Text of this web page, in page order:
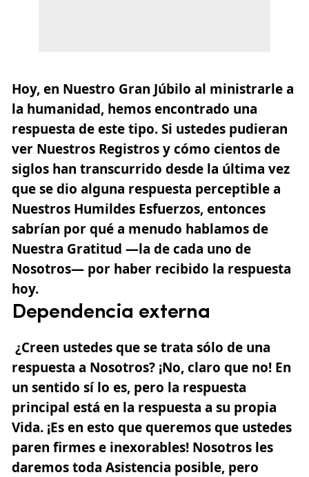
Hoy, en Nuestro Gran Júbilo al ministrarle a
la humanidad, hemos encontrado una
respuesta de este tipo. Si ustedes pudieran
ver Nuestros Registros y cómo cientos de
siglos han transcurrido desde la última vez
que se dio alguna respuesta perceptible a
Nuestros Humildes Esfuerzos, entonces
sabrían por qué a menudo hablamos de
Nuestra Gratitud —la de cada uno de
Nosotros— por haber recibido la respuesta
hoy.
Dependencia externa
¿Creen ustedes que se trata sólo de una
respuesta a Nosotros? ¡No, claro que no! En
un sentido sí lo es, pero la respuesta
principal está en la respuesta a su propia
Vida. ¡Es en esto que queremos que ustedes
paren firmes e inexorables! Nosotros les
daremos toda Asistencia posible, pero